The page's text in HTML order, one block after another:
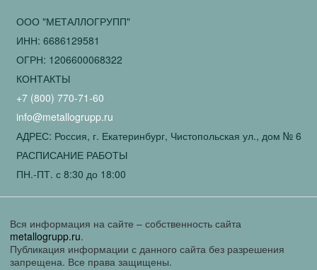
ООО "МЕТАЛЛОГРУПП"
ИНН: 6686129581
ОГРН: 1206600068322
КОНТАКТЫ
+7 (800) 770-71-60
info@metallogrupp.ru
АДРЕС: Россия, г. Екатеринбург, Чистопольская ул., дом № 6
РАСПИСАНИЕ РАБОТЫ
ПН.-ПТ. с 8:30 до 18:00
Вся информация на сайте – собственность сайта
metallogrupp.ru.
Публикация информации с данного сайта без разрешения
запрещена. Все права защищены.